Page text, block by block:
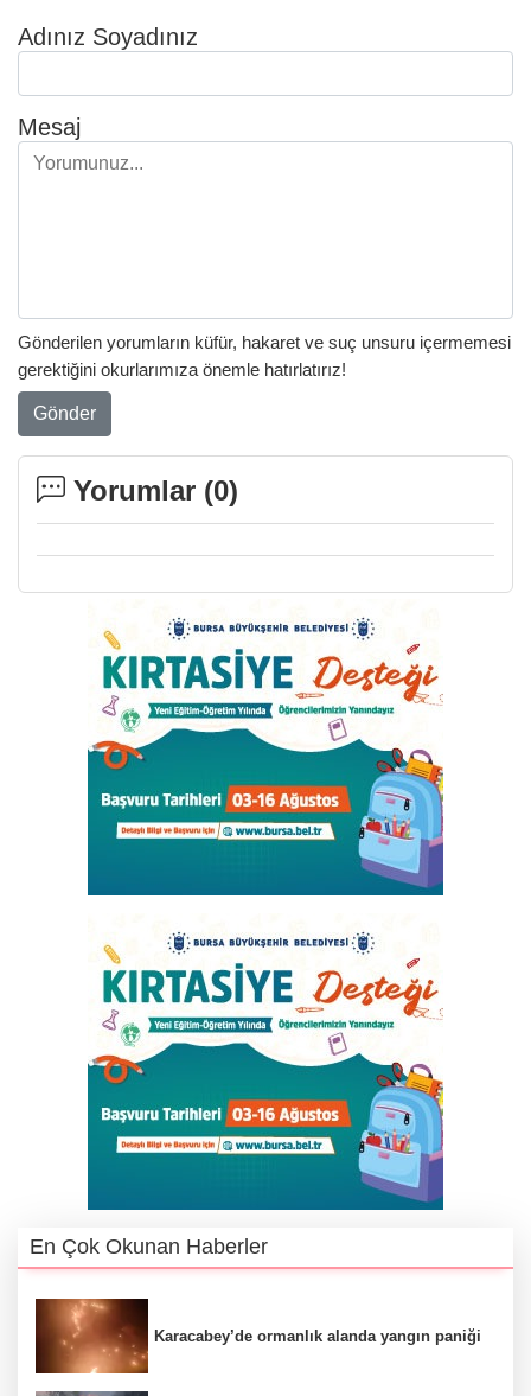
Adınız Soyadınız
Mesaj
Gönderilen yorumların küfür, hakaret ve suç unsuru içermemesi
gerektiğini okurlarımıza önemle hatırlatırız!
Gönder
Yorumlar (0)
En Çok Okunan Haberler
Karacabey’de ormanlık alanda yangın paniği